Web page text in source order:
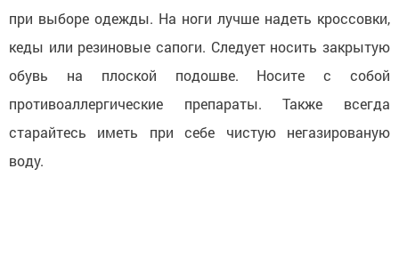
при выборе одежды. На ноги лучше надеть кроссовки,
кеды или резиновые сапоги. Следует носить закрытую
обувь на плоской подошве. Носите с собой
противоаллергические препараты. Также всегда
старайтесь иметь при себе чистую негазированую
воду.